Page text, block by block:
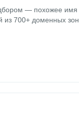
— похожее имя
из 700+ доменных зон.